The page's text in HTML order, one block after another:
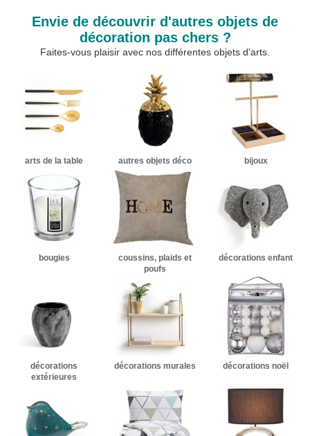
Envie de découvrir d'autres objets de
décoration pas chers ?
Faites-vous plaisir avec nos différentes objets d'arts.
arts de la table autres objets déco bijoux
bougies
coussins, plaids et
poufs
décorations enfant
décorations
extérieures
décorations murales décorations noël